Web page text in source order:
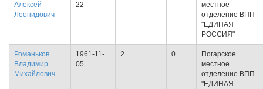
Алексей
Леонидович
22
местное
отделение ВПП
"ЕДИНАЯ
РОССИЯ"
Романьков
Владимир
Михайлович
1961-11-
05
2 0
Погарское
местное
отделение ВПП
"ЕДИНАЯ